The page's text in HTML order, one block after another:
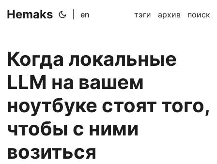
Hemaks en тэги архив поиск
Когда локальные
LLM на вашем
ноутбуке стоят того,
чтобы с ними
возиться